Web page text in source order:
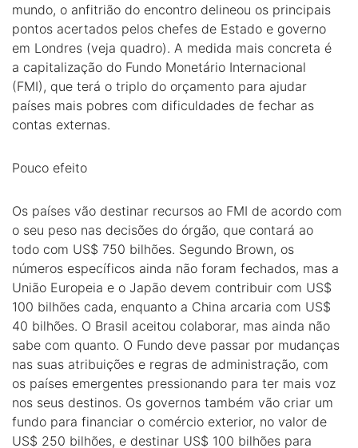
mundo, o anfitrião do encontro delineou os principais
pontos acertados pelos chefes de Estado e governo
em Londres (veja quadro). A medida mais concreta é
a capitalização do Fundo Monetário Internacional
(FMI), que terá o triplo do orçamento para ajudar
países mais pobres com dificuldades de fechar as
contas externas.
Pouco efeito
Os países vão destinar recursos ao FMI de acordo com
o seu peso nas decisões do órgão, que contará ao
todo com US$ 750 bilhões. Segundo Brown, os
números específicos ainda não foram fechados, mas a
União Europeia e o Japão devem contribuir com US$
100 bilhões cada, enquanto a China arcaria com US$
40 bilhões. O Brasil aceitou colaborar, mas ainda não
sabe com quanto. O Fundo deve passar por mudanças
nas suas atribuições e regras de administração, com
os países emergentes pressionando para ter mais voz
nos seus destinos. Os governos também vão criar um
fundo para financiar o comércio exterior, no valor de
US$ 250 bilhões, e destinar US$ 100 bilhões para